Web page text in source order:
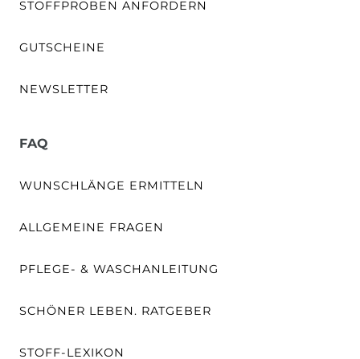
STOFFPROBEN ANFORDERN
GUTSCHEINE
NEWSLETTER
FAQ
WUNSCHLÄNGE ERMITTELN
ALLGEMEINE FRAGEN
PFLEGE- & WASCHANLEITUNG
SCHÖNER LEBEN. RATGEBER
STOFF-LEXIKON